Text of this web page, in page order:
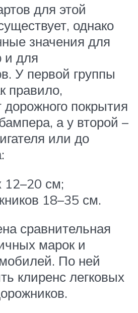
для этой
однако
значения для
и для
У первой группы
правило,
дорожного покрытия
а у второй –
или до
12–20 см;
18–35 см.
сравнительная
марок и
По ней
клиренс легковых